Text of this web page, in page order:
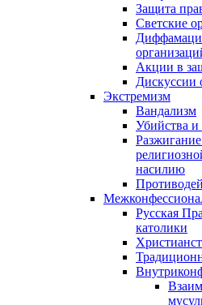
Защита
Светские
Акции в
Дискуссии
Экстремизм
Вандализм
Убийства и
насилию
Русская
католики